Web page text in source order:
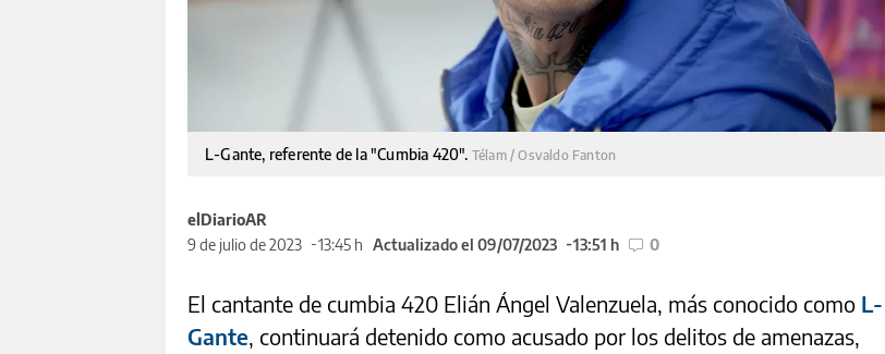
L-Gante, referente de la "Cumbia 420". Télam / Osvaldo Fanton
elDiarioAR
9 de julio de 2023
13:45 h Actualizado el 09/07/2023 13:51 h 0
El cantante de cumbia 420 Elián Ángel Valenzuela, más conocido como L-
Gante, continuará detenido como acusado por los delitos de amenazas,